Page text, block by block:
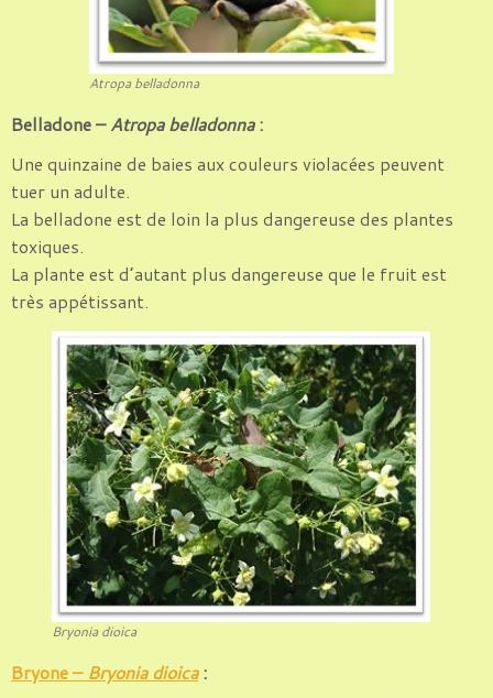
Atropa belladonna
Belladone –Atropa belladonna:
Une quinzaine de baies aux couleurs violacées peuvent
tuer un adulte.
La belladone est de loin la plus dangereuse des plantes
toxiques.
La plante est d’autant plus dangereuse que le fruit est
très appétissant.
Bryonia dioica
Bryone – Bryonia dioica: